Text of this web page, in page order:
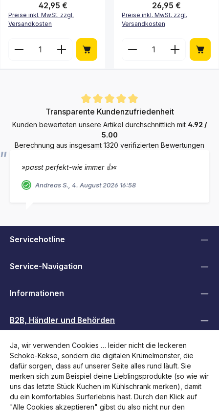
Regulärer Preis:
42,95 €
Preise inkl. MwSt. zzgl.
Versandkosten
Produkt Anzahl: Gib den gewünschten Wert ein
Regulärer Preis:
26,95 €
Preise inkl. MwSt. zzgl.
Versandkosten
Produkt Anzahl: Gib
Durchschnittliche Bewertung von 4.9 von 5 Sternen
Transparente Kundenzufriedenheit
Kunden bewerteten unsere Artikel durchschnittlich mit 4.92 /
5.00
Berechnung aus insgesamt 1320 verifizierten Bewertungen
»passt perfekt-wie immer 👍«
Andreas S., 4. August 2026 16:58
Servicehotline
Service-Navigation
Informationen
B2B, Händler und Behörden
Folge uns
Ja, wir verwenden Cookies … leider nicht die leckeren
Schoko-Kekse, sondern die digitalen Krümelmonster, die
dafür sorgen, dass auf unserer Seite alles rund läuft. Sie
merken sich zum Beispiel deine Lieblingsprodukte (so wie wir
uns das letzte Stück Kuchen im Kühlschrank merken), damit
du ein komfortables Surferlebnis hast. Durch den Klick auf
"Alle Cookies akzeptieren" gibst du also nicht nur den